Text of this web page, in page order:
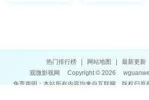
热门排行榜 网站地图 最新更新
观微影视网
Copyright © 2026
免责声明：本站所有内容均来自互联网，版权归原